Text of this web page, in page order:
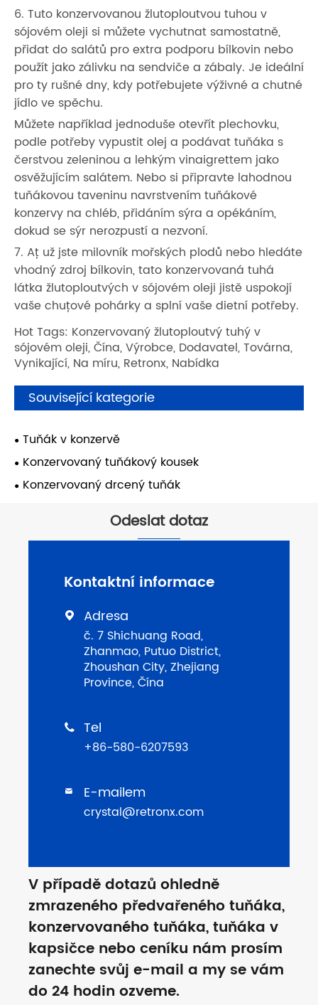
6. Tuto konzervovanou žlutoploutvou tuhou v
sójovém oleji si můžete vychutnat samostatně,
přidat do salátů pro extra podporu bílkovin nebo
použít jako zálivku na sendviče a zábaly. Je ideální
pro ty rušné dny, kdy potřebujete výživné a chutné
jídlo ve spěchu.
Můžete například jednoduše otevřít plechovku,
podle potřeby vypustit olej a podávat tuňáka s
čerstvou zeleninou a lehkým vinaigrettem jako
osvěžujícím salátem. Nebo si připravte lahodnou
tuňákovou taveninu navrstvením tuňákové
konzervy na chléb, přidáním sýra a opékáním,
dokud se sýr nerozpustí a nezvoní.
7. Ať už jste milovník mořských plodů nebo hledáte
vhodný zdroj bílkovin, tato konzervovaná tuhá
látka žlutoploutvých v sójovém oleji jistě uspokojí
vaše chuťové pohárky a splní vaše dietní potřeby.
Hot Tags: Konzervovaný žlutoploutvý tuhý v
sójovém oleji, Čína, Výrobce, Dodavatel, Továrna,
Vynikající, Na míru, Retronx, Nabídka
Související kategorie
Tuňák v konzervě
Konzervovaný tuňákový kousek
Konzervovaný drcený tuňák
Odeslat dotaz
Kontaktní informace
 Adresa
č. 7 Shichuang Road,
Zhanmao, Putuo District,
Zhoushan City, Zhejiang
Province, Čína
 Tel
+86-580-6207593
 E-mailem
crystal@retronx.com
V případě dotazů ohledně
zmrazeného předvařeného tuňáka,
konzervovaného tuňáka, tuňáka v
kapsičce nebo ceníku nám prosím
zanechte svůj e-mail a my se vám
do 24 hodin ozveme.